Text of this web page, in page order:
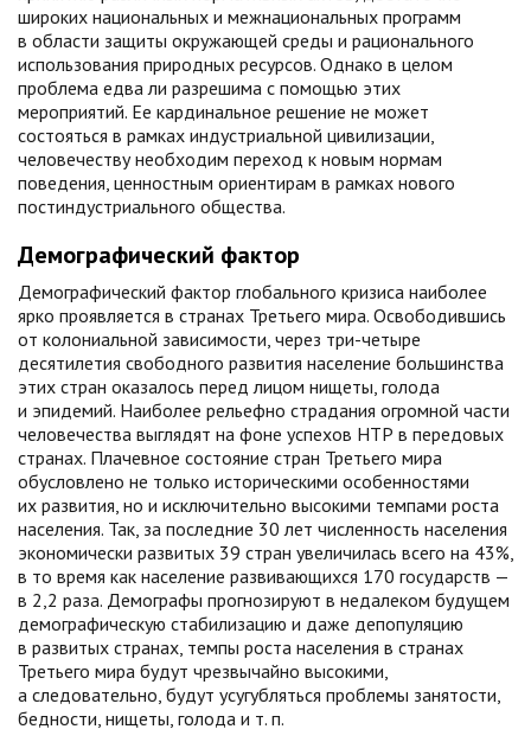
широких национальных и межнациональных программ
в области защиты окружающей среды и рационального
использования природных ресурсов. Однако в целом
проблема едва ли разрешима с помощью этих
мероприятий. Ее кардинальное решение не может
состояться в рамках индустриальной цивилизации,
человечеству необходим переход к новым нормам
поведения, ценностным ориентирам в рамках нового
постиндустриального общества.
Демографический фактор
Демографический фактор глобального кризиса наиболее
ярко проявляется в странах Третьего мира. Освободившись
от колониальной зависимости, через три-четыре
десятилетия свободного развития население большинства
этих стран оказалось перед лицом нищеты, голода
и эпидемий. Наиболее рельефно страдания огромной части
человечества выглядят на фоне успехов НТР в передовых
странах. Плачевное состояние стран Третьего мира
обусловлено не только историческими особенностями
их развития, но и исключительно высокими темпами роста
населения. Так, за последние 30 лет численность населения
экономически развитых 39 стран увеличилась всего на 43%,
в то время как население развивающихся 170 государств —
в 2,2 раза. Демографы прогнозируют в недалеком будущем
демографическую стабилизацию и даже депопуляцию
в развитых странах, темпы роста населения в странах
Третьего мира будут чрезвычайно высокими,
а следовательно, будут усугубляться проблемы занятости,
бедности, нищеты, голода и т. п.